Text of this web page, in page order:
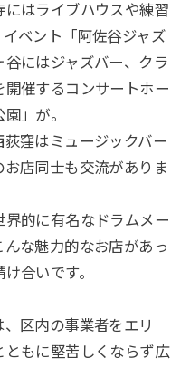
はライブハウスや練習
ベント「阿佐谷ジャズ
にはジャズバー、クラ
催するコンサートホー
」が。
窪はミュージックバー
店同士も交流がありま
界的に有名なドラムメー
な魅力的なお店があっ
合いです。
区内の事業者をエリ
ともに堅苦しくならず広